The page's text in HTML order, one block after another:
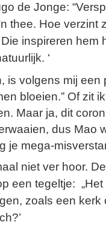
de Jonge:
thee. Hoe verzint
inspireren hem
‘
is volgens mij een
bloeien.” Of zit
Maar ja, dit
dus Mao
je mega-
niet ver hoor.
een tegeltje:
zoals een kerk